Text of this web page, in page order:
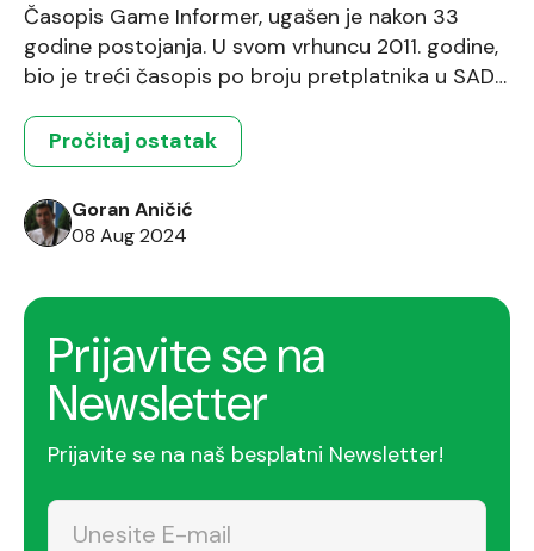
Časopis Game Informer, ugašen je nakon 33
godine postojanja. U svom vrhuncu 2011. godine,
bio je treći časopis po broju pretplatnika u SAD-
Game Informer, nakon 33 godine, iznenada je
prestao sa radom. Lanac trgovina GameStop,
izdavač časopisa, je u petak ugasio publikaciju,
web stranice, podkast i […]
Pročitaj ostatak
Goran Aničić
08 Aug 2024
Prijavite se na
Newsletter
Prijavite se na naš besplatni Newsletter!